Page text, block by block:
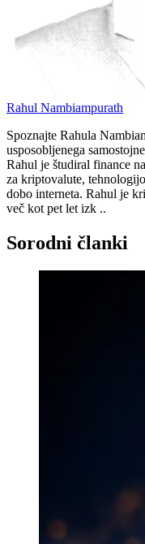
Rahul Nambiampurath
Spoznajte Rahula
usposobljenega
Rahul je študiral finance
za kriptovalute,
dobo interneta. Rahul je
več kot pet let izk ..
Sorodni članki